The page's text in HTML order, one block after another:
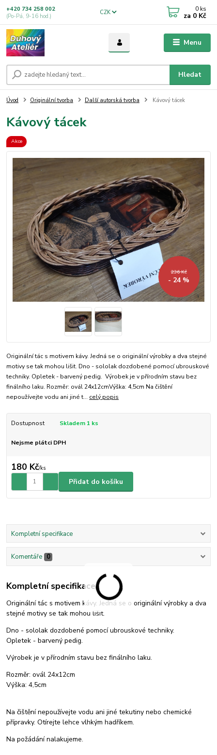
Menu
CZK
Hledat
+420 734 258 002
(Po-Pá, 9-16 hod.)
0 ks
za 0 Kč
Úvod Originální tvorba Další autorská tvorba Kávový tácek
Kávový tácek
Akce
236 Kč
- 24 %
Originální tác s motivem kávy. Jedná se o originální výrobky a dva stejné
motivy se tak mohou lišit. Dno - sololak dozdobené pomocí ubrouskové
techniky. Opletek - barvený pedig. Výrobek je v přírodním stavu bez
finálního laku. Rozměr: ovál 24x12cmVýška: 4,5cm Na čištění
nepoužívejte vodu ani jiné t... celý popis
Dostupnost Skladem 1 ks
Nejsme plátci DPH
180 Kč/ks
Přidat do košíku
Kompletní specifikace
Komentáře 0
Kompletní specifikace
Originální tác s motivem kávy. Jedná se o originální výrobky a dva
stejné motivy se tak mohou lišit.
Dno - sololak dozdobené pomocí ubrouskové techniky.
Opletek - barvený pedig.
Výrobek je v přírodním stavu bez finálního laku.
Rozměr: ovál 24x12cm
Výška: 4,5cm
Na čištění nepoužívejte vodu ani jiné tekutiny nebo chemické
přípravky. Otírejte lehce vlhkým hadříkem.
Na požádání nalakujeme.